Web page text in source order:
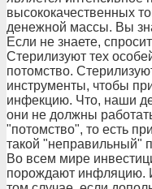
высококачественных
денежной массы. Вы
Если не знаете,
Стерилизуют тех
потомство.
инструменты, чтобы
инфекцию. Что, наши
они не должны
"потомство", то есть
такой "неправильный"
Во всем мире
порождают инфляцию.